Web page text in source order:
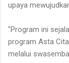
upaya
"Program ini
program Asta
melalui